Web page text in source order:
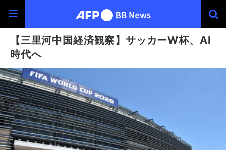
【三里河中国経済観察】サッカーW杯、AI
時代へ